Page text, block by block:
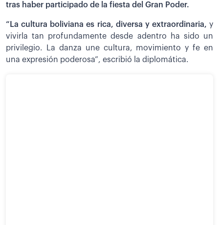
tras haber participado de la fiesta del Gran Poder.
“La cultura boliviana es rica, diversa y extraordinaria, y
vivirla tan profundamente desde adentro ha sido un
privilegio. La danza une cultura, movimiento y fe en
una expresión poderosa”, escribió la diplomática.